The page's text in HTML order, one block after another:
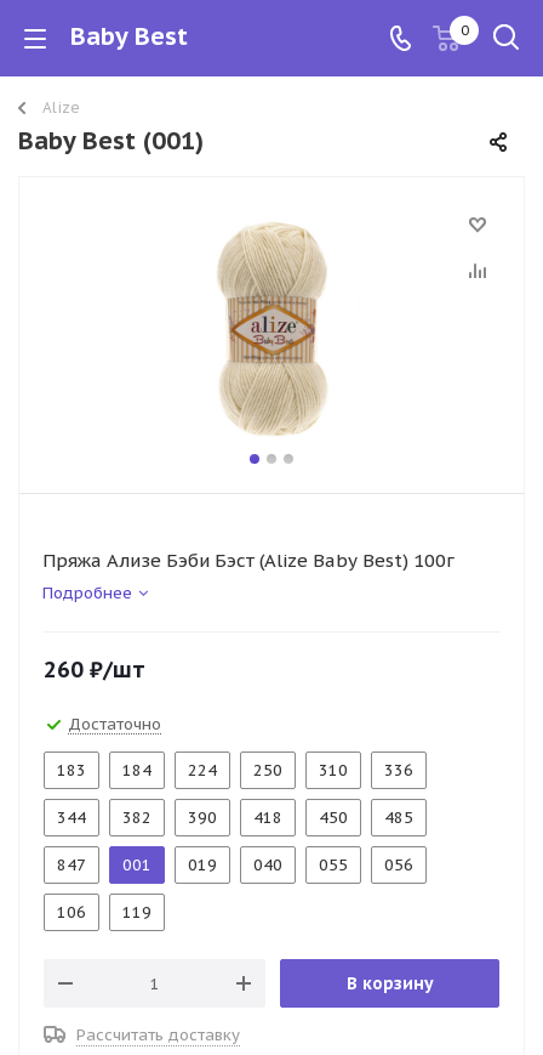
Baby Best 0
Alize
Baby Best (001)
Пряжа Ализе Бэби Бэст (Alize Baby Best) 100г
Подробнее
260 ₽/шт
Достаточно
183 184 224 250 310 336
344 382 390 418 450 485
847 001 019 040 055 056
106 119
В корзину
Рассчитать доставку